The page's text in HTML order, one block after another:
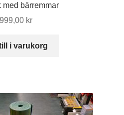
med bärremmar
kr
i varukorg